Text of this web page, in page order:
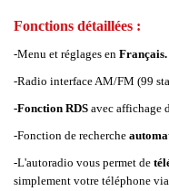
Fonctions détaillées :
-Menu et réglages en Français.
-Radio interface AM/FM (99
-Fonction RDS avec affichage
-Fonction de recherche
-L'autoradio vous permet de
simplement votre téléphone